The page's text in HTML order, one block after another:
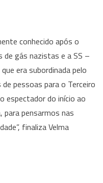
conhecido após o
de gás nazistas e a SS –
era subordinada pelo
pessoas para o Terceiro
espectador do início ao
pensarmos nas
finaliza Velma